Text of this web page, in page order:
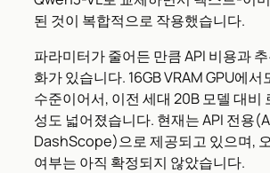
된 것이 복합적으로 작용했습니다.
파라미터가 줄어든 만큼 API 비용과
화가 있습니다. 16GB VRAM GPU에
수준이어서, 이전 세대 20B 모델 대비
성도 넓어졌습니다. 현재는 API 전용
DashScope)으로 제공되고 있으며,
여부는 아직 확정되지 않았습니다.